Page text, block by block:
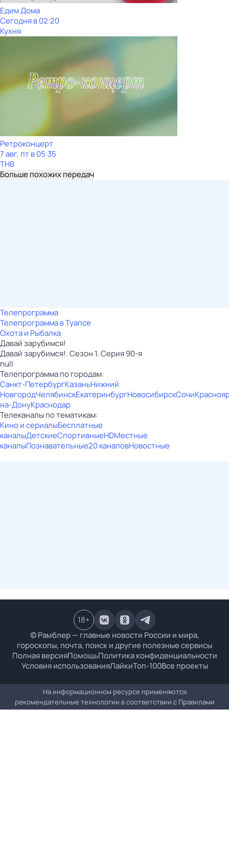
Едим Дома
Сегодня в 02:20
Кухня
Ретроконцерт
7 авг, пт в 05:35
ТНВ
Больше похожих передач
Телепрограмма
Телепрограмма в Туапсе
Охота и Рыбалка
Давай зарубимся!
Давай зарубимся!. Сезон 1. Серия 90-я
null
Телепрограмма по городам:
Санкт-ПетербургКазаньНижний
НовгородЧелябинскЕкатеринбургНовосибирскСочи
на-ДонуКраснодар
Телеканалы по тематикам:
Кино и сериалыБесплатные
каналыДетскиеСпортивныеHDМестные
каналыПознавательные20 каналовНовостные
© Рамблер — главные новости России и мира,
гороскопы, почта, поиск и другие полезные сервисы
Полная версияПомощьПолитика конфиденциальности
Условия использованияЛайкиТоп-100Все проекты
18+
На информационном ресурсе применяются
рекомендательные технологии в соответствии с Правилами